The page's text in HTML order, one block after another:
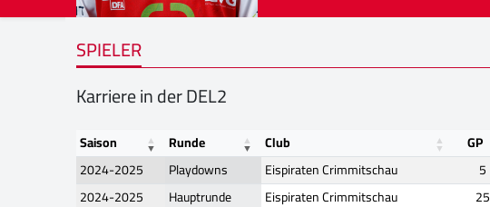
SPIELER
Karriere in der DEL2
Saison Runde Club GP
2024-2025
Playdowns Eispiraten Crimmitschau 5
2024-2025
Hauptrunde Eispiraten Crimmitschau 25